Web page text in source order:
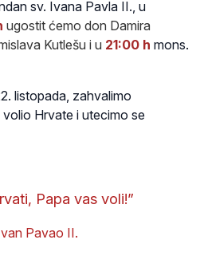
sv. Ivana Pavla II., u
ugostit ćemo don Damira
Kutlešu i u 21:00 h mons.
listopada, zahvalimo
Hrvate i utecimo se
Papa vas voli!”
Pavao II.